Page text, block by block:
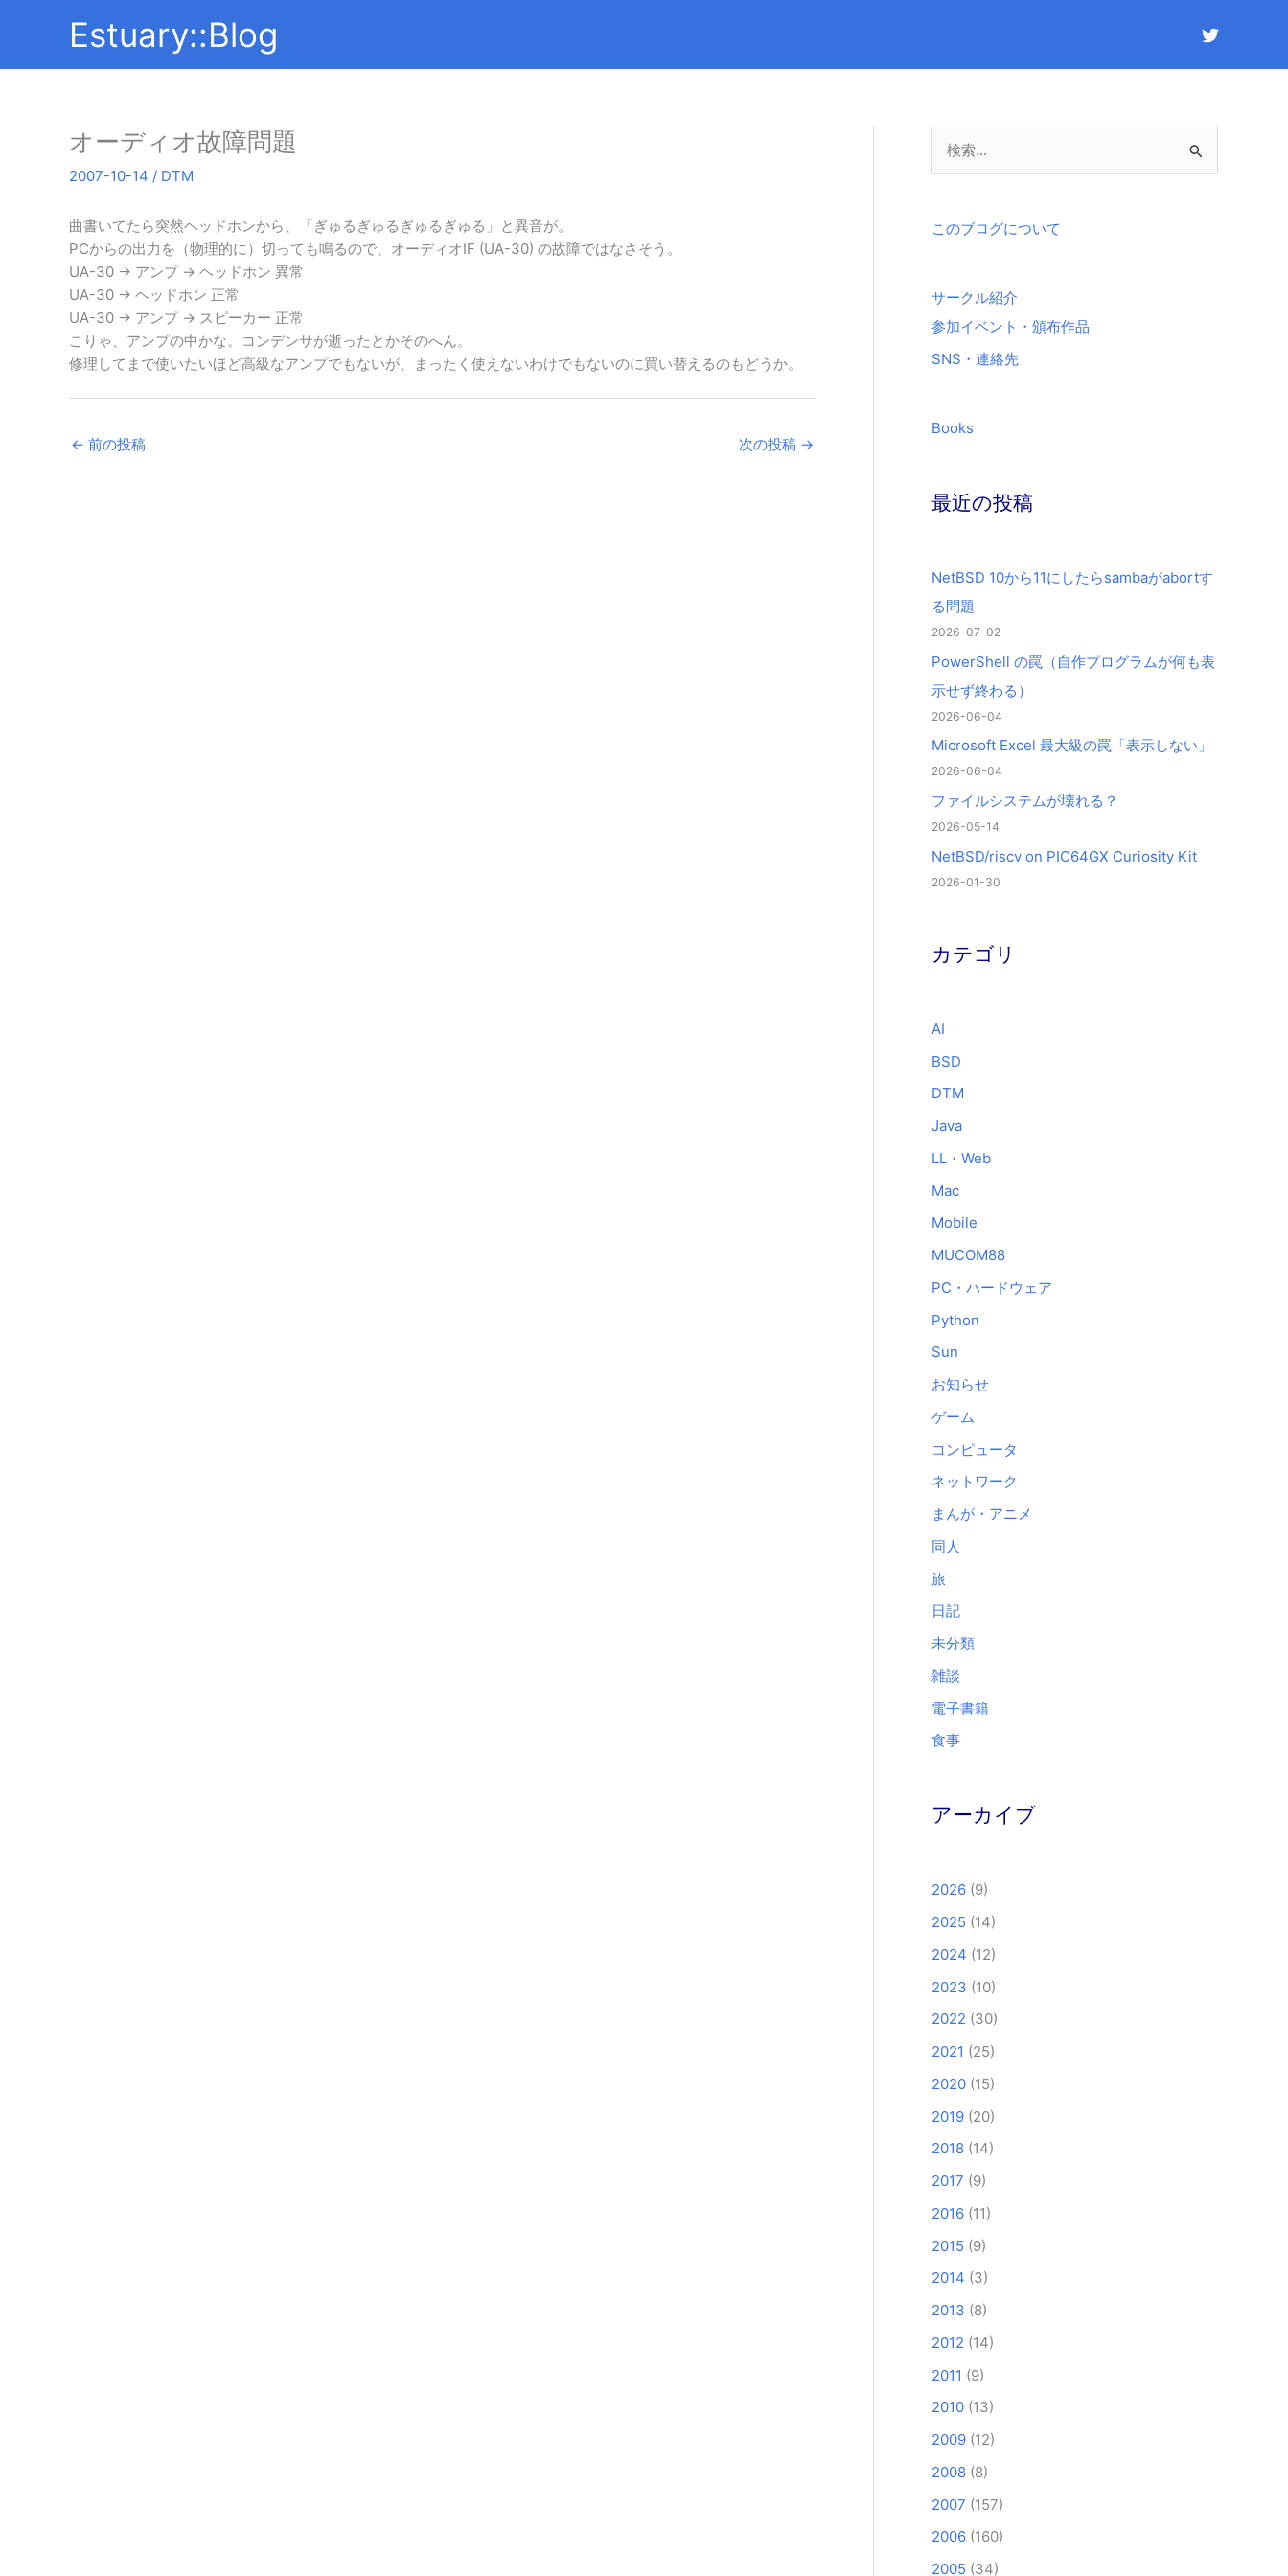
Estuary::Blog
オーディオ故障問題
2007-10-14 / DTM
曲書いてたら突然ヘッドホンから、「ぎゅるぎゅるぎゅるぎゅる」と異音が。
PCからの出力を（物理的に）切っても鳴るので、オーディオIF (UA-30) の故障ではなさそう。
UA-30 → アンプ → ヘッドホン 異常
UA-30 → ヘッドホン 正常
UA-30 → アンプ → スピーカー 正常
こりゃ、アンプの中かな。コンデンサが逝ったとかそのへん。
修理してまで使いたいほど高級なアンプでもないが、まったく使えないわけでもないのに買い替えるのもどうか。
← 前の投稿 次の投稿 →
象
このブログについて
サークル紹介
参加イベント・頒布作品
SNS・連絡先
Books
最近の投稿
NetBSD 10から11にしたらsambaがabortす
る問題
2026-07-02
PowerShell の罠（自作プログラムが何も表
示せず終わる）
2026-06-04
Microsoft Excel 最大級の罠「表示しない」
2026-06-04
ファイルシステムが壊れる？
2026-05-14
NetBSD/riscv on PIC64GX Curiosity Kit
2026-01-30
カテゴリ
AI
BSD
DTM
Java
LL・Web
Mac
Mobile
MUCOM88
PC・ハードウェア
Python
Sun
お知らせ
ゲーム
コンピュータ
ネットワーク
まんが・アニメ
同人
旅
日記
未分類
雑談
電子書籍
食事
アーカイブ
2026 (9)
2025 (14)
2024 (12)
2023 (10)
2022 (30)
2021 (25)
2020 (15)
2019 (20)
2018 (14)
2017 (9)
2016 (11)
2015 (9)
2014 (3)
2013 (8)
2012 (14)
2011 (9)
2010 (13)
2009 (12)
2008 (8)
2007 (157)
2006 (160)
2005 (34)